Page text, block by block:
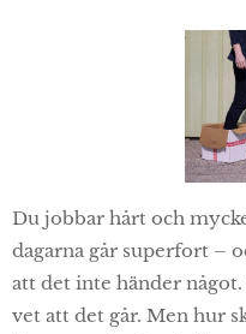
Du jobbar hårt och
dagarna går superfort –
att det inte händer
vet att det går. Men hur